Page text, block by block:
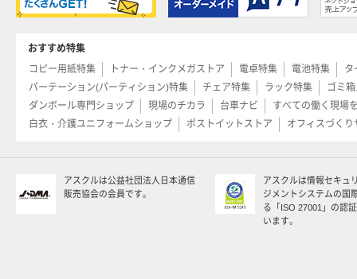
おすすめ特集
コピー用紙特集
トナー・インクメガストア 電卓特集 電池特集
タ
パーテーション(パーティション)特集
チェア特集 ラック特集
ゴミ
ダンボール専門ショップ
現場のチカラ 台車ナビ
すべての働く現場
白衣・介護ユニフォームショップ
ポストイットストア オフィスづくり
アスクルは公益社団法人日本通信
販売協会の会員です。
アスクルは情報セキュ
ジメントシステムの国
る「ISO 27001」の認
います。